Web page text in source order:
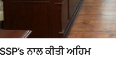
ਨਾਲ ਕੀਤੀ ਅਹਿਮ